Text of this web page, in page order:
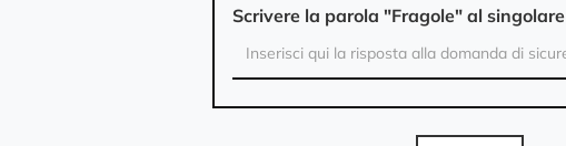
Scrivere la parola "Fragole" al singolare